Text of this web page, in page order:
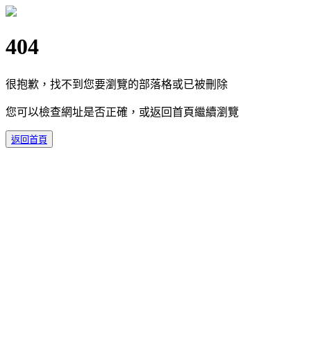
404
很抱歉，找不到您要瀏覽的部落格或已被刪除
您可以檢查網址是否正確，或返回首頁繼續瀏覽
返回首頁